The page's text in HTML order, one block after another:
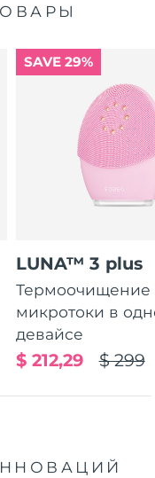
SAVE 29%
LUNA™ 3 plus
Термоочищение
микротоки в
девайсе
$ 299
$ 212,29